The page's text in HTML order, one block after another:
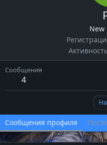
New
Сообщения
4
Сообщения профиля